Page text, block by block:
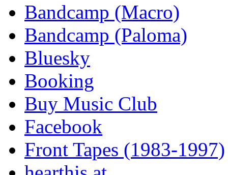
Bandcamp (Macro)
Bandcamp (Paloma)
Bluesky
Booking
Buy Music Club
Facebook
Front Tapes (1983-1997)